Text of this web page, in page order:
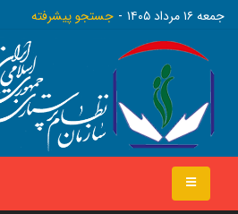
جمعه ١٦ مرداد ١٤٠٥ جستجو پیشرفته